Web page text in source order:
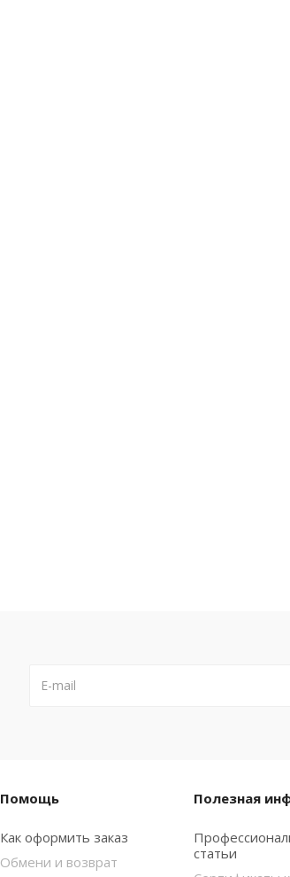
Помощь
Как оформить заказ
Обмени и возврат
Полезная
статьи